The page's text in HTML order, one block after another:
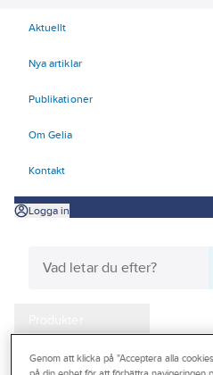
Aktuellt
Nya artiklar
Publikationer
Om Gelia
Kontakt
Logga in
Kampanjer
Genom att klicka på "Acceptera alla